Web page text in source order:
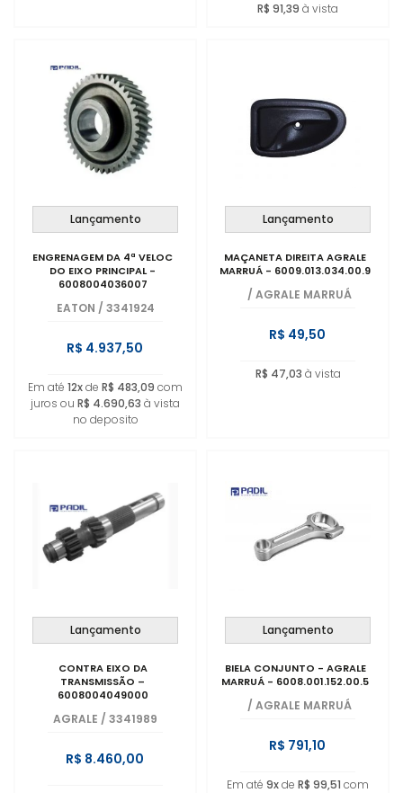
R$ 91,39 à vista
Lançamento
ENGRENAGEM DA 4ª VELOC
DO EIXO PRINCIPAL -
6008004036007
EATON / 3341924
R$ 4.937,50
Em até 12xde R$ 483,09 com
juros ou R$ 4.690,63 à vista
no deposito
Lançamento
MAÇANETA DIREITA AGRALE
MARRUÁ - 6009.013.034.00.9
/ AGRALE MARRUÁ
R$ 49,50
R$ 47,03 à vista
Lançamento
CONTRA EIXO DA
TRANSMISSÃO –
6008004049000
AGRALE / 3341989
R$ 8.460,00
Lançamento
BIELA CONJUNTO - AGRALE
MARRUÁ - 6008.001.152.00.5
/ AGRALE MARRUÁ
R$ 791,10
Em até 9xde R$ 99,51 com